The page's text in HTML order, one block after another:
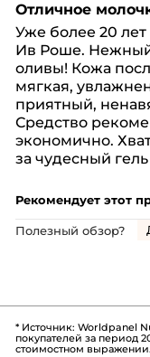
из
5
звезд.
Отличное
Уже более 20
Ив Роше.
оливы! Кожа
мягкая,
приятный,
Средство
экономично.
за чудесный
Рекомендует этот
Полезный обзор?
* Источник: Worldpanel
покупателей за период
стоимостном выражении.